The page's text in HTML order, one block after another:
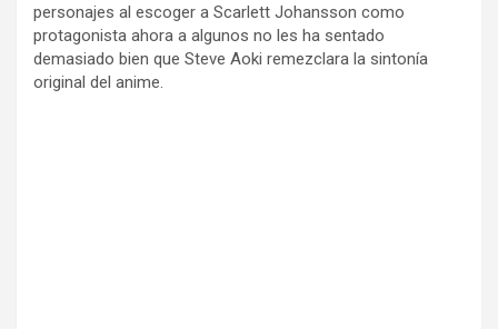
personajes al escoger a Scarlett Johansson como
protagonista ahora a algunos no les ha sentado
demasiado bien que Steve Aoki remezclara la sintonía
original del anime.